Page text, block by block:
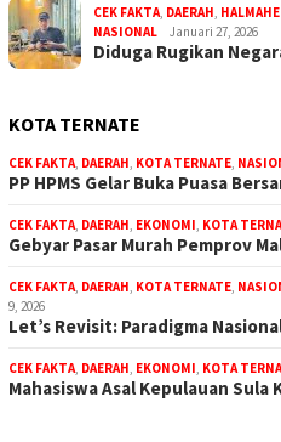
CEK FAKTA, DAERAH,
NASIONAL
Januari 27, 2026
Diduga Rugikan
KOTA TERNATE
CEK FAKTA, DAERAH, KOTA TERNATE,
PP HPMS Gelar Buka Puasa
CEK FAKTA, DAERAH, EKONOMI, KOTA
Gebyar Pasar Murah Pemprov
CEK FAKTA, DAERAH, KOTA TERNATE,
9, 2026
Let’s Revisit: Paradigma
CEK FAKTA, DAERAH, EKONOMI, KOTA
Mahasiswa Asal Kepulauan Sula